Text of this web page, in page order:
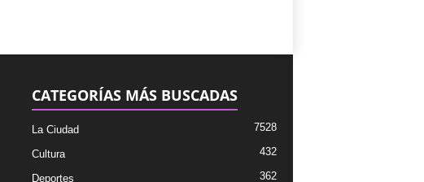
CATEGORÍAS MÁS BUSCADAS
La Ciudad 7528
Cultura 432
Deportes 362